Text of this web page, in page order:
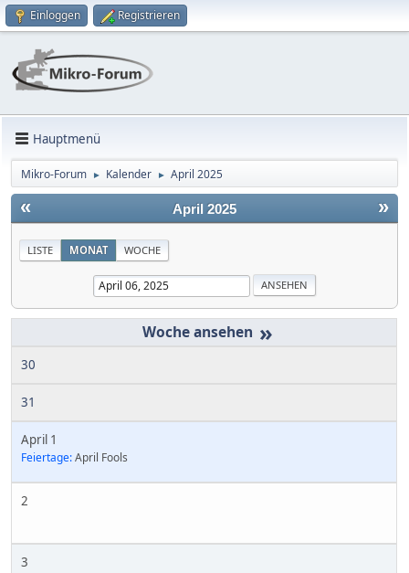
Einloggen Registrieren
Hauptmenü
Mikro-Forum ► Kalender ► April 2025
« »
April 2025
LISTE MONAT WOCHE
»
30
31
April 1
Feiertage:April Fools
2
3